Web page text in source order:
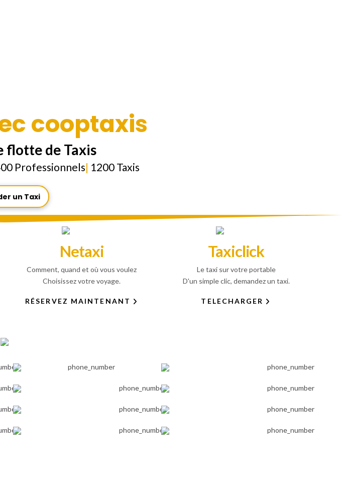
cooptaxis
flotte de Taxis
Professionnels| 1200 Taxis
un Taxi
Netaxi
Comment, quand et où vous voulez
Choisissez votre voyage.
RÉSERVEZ MAINTENANT
Taxiclick
Le taxi sur votre portable
D'un simple clic, demandez un taxi.
TELECHARGER